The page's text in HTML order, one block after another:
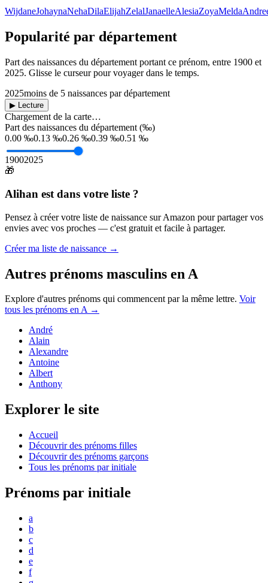
WijdaneJohaynaNehaDilaElijahZelalJanaelleAlesiaZoyaMelda
Popularité par département
Part des naissances du département portant ce prénom, entre 1900 et
2025. Glisse le curseur pour voyager dans le temps.
2025moins de 5 naissances par département
▶ Lecture
Chargement de la carte…
Part des naissances du département (‰)
0.00 ‰0.13 ‰0.26 ‰0.39 ‰0.51 ‰
19002025
🎁
Alihan est dans votre liste ?
Pensez à créer votre liste de naissance sur Amazon pour partager vos
envies avec vos proches — c'est gratuit et facile à partager.
Créer ma liste de naissance →
Autres prénoms masculins en A
Explore d'autres prénoms qui commencent par la même lettre. Voir
tous les prénoms enA→
André
Alain
Alexandre
Antoine
Albert
Anthony
Explorer le site
Accueil
Découvrir des prénoms filles
Découvrir des prénoms garçons
Tous les prénoms par initiale
Prénoms par initiale
a
b
c
d
e
f